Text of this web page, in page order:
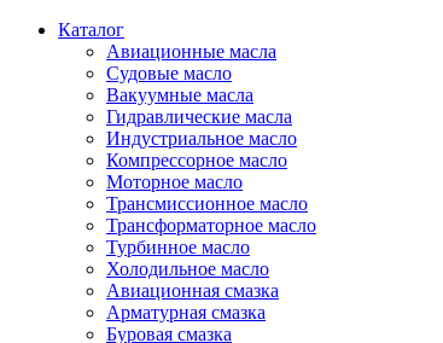
Каталог
Авиационные масла
Судовые масло
Вакуумные масла
Гидравлические масла
Индустриальное масло
Компрессорное масло
Моторное масло
Трансмиссионное масло
Трансформаторное масло
Турбинное масло
Холодильное масло
Авиационная смазка
Арматурная смазка
Буровая смазка